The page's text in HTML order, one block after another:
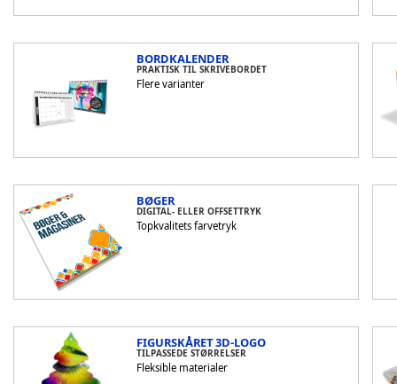
BORDKALENDER
PRAKTISK TIL SKRIVEBORDET
Flere varianter
BØGER
DIGITAL- ELLER OFFSETTRYK
Topkvalitets farvetryk
FIGURSKÅRET 3D-LOGO
TILPASSEDE STØRRELSER
Fleksible materialer